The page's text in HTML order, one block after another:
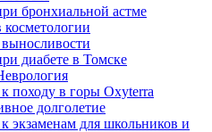
бронхиальной астме
диабете в Томске
походу в горы Oxyterra
долголетие
экзаменам для школьников и